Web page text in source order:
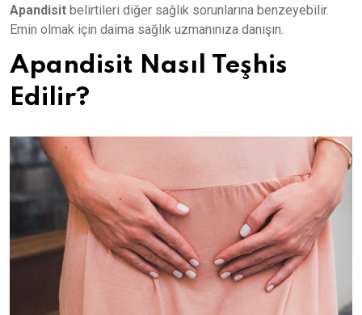
Apandisit belirtileri diğer sağlık sorunlarına benzeyebilir.
Emin olmak için daima sağlık uzmanınıza danışın.
Apandisit Nasıl Teşhis
Edilir?